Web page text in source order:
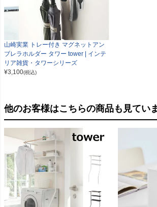
山崎実業 トレー付き マグネットアン
ブレラホルダー タワー tower | インテ
リア雑貨・タワーシリーズ
¥3,100(税込)
他のお客様はこちらの商品も見てい